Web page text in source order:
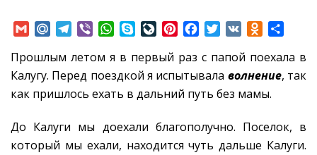
GmailMail.RuTelegram
Viber WhatsApp
SkypeLiveJournal
PinterestFacebookTwitter
VK
Прошлым летом я в первый раз с папой поехала в
Калугу. Перед поездкой я испытывала волнение, так
как пришлось ехать в дальний путь без мамы.
До Калуги мы доехали благополучно. Поселок, в
который мы ехали, находится чуть дальше Калуги.